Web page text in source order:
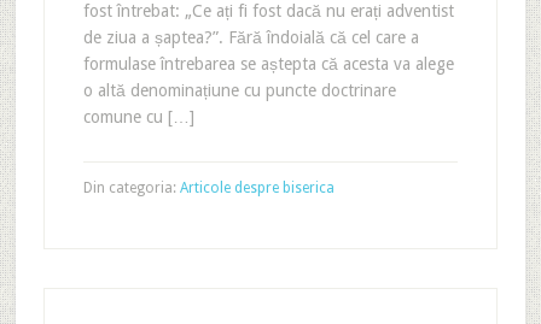
fost întrebat: „Ce ați fi fost dacă nu erați adventist
de ziua a șaptea?”. Fără îndoială că cel care a
formulase întrebarea se aștepta că acesta va alege
o altă denominațiune cu puncte doctrinare
comune cu […]
Din categoria: Articole despre biserica